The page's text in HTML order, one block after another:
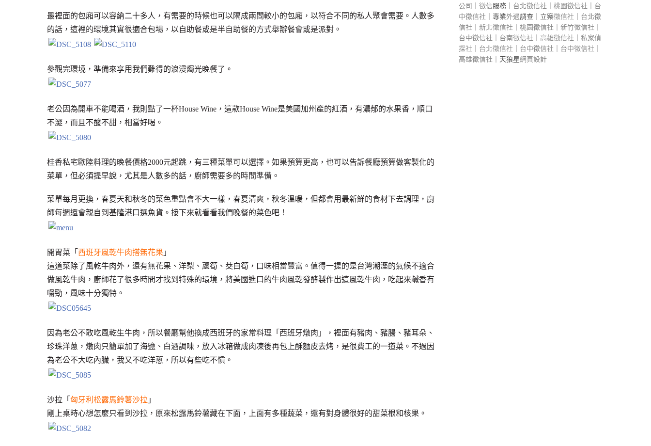
最裡面的包廂可以容納二十多人，有需要的時候也可以隔成兩間較小的包廂，以符合不同的私人聚會需要。人數多
的話，這裡的環境其實很適合包場，以自助餐或是半自助餐的方式舉辦餐會或是派對。
參觀完環境，準備來享用我們難得的浪漫燭光晚餐了。
老公因為開車不能喝酒，我則點了一杯House Wine，這款House Wine是美國加州產的紅酒，有濃郁的水果香，順口
不澀，而且不酸不甜，相當好喝。
桂香私宅歐陸料理的晚餐價格2000元起跳，有三種菜單可以選擇。如果預算更高，也可以告訴餐廳預算做客製化的
菜單，但必須提早說，尤其是人數多的話，廚師需要多的時間準備。
菜單每月更換，春夏天和秋冬的菜色重點會不大一樣，春夏清爽，秋冬溫暖，但都會用最新鮮的食材下去調理，廚
師每週還會親自到基隆港口選魚貨。接下來就看看我們晚餐的菜色吧！
開胃菜「 西班牙風乾牛肉搭無花果 」
這道菜除了風乾牛肉外，還有無花果、洋梨、蘆筍、茭白筍，口味相當豐富。值得一提的是台灣潮溼的氣候不適合
做風乾牛肉，廚師花了很多時間才找到特殊的環境，將美國進口的牛肉風乾發酵製作出這風乾牛肉，吃起來鹹香有
嚼勁，風味十分獨特。
因為老公不敢吃風乾生牛肉，所以餐廳幫他換成西班牙的家常料理「西班牙燉肉」，裡面有豬肉、豬腸、豬耳朵、
珍珠洋蔥，燉肉只簡單加了海鹽、白酒調味，放入冰箱做成肉凍後再包上酥麵皮去烤，是很費工的一道菜。不過因
為老公不大吃內臟，我又不吃洋蔥，所以有些吃不慣。
沙拉「 匈牙利松露馬鈴薯沙拉 」
剛上桌時心想怎麼只看到沙拉，原來松露馬鈴薯藏在下面，上面有多種蔬菜，還有對身體很好的甜菜根和核果。
公司
徵信服務｜ 台北徵信社 桃園徵信社
台
中徵信社 ｜專業外遇調查｜立案徵信社
台北徵
信社
新北徵信社 桃園徵信社 新竹徵信社
台中徵信社
台南徵信社 高雄徵信社
私家偵
探社
台北徵信社 台中徵信社 台中徵信社
高雄徵信社 ｜天狼星網頁設計